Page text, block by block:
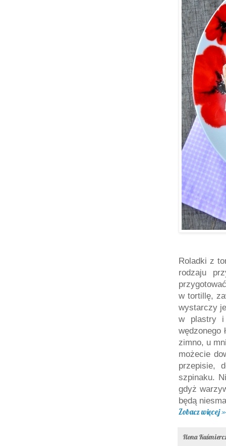
Roladki z
rodzaju
w tortillę,
wystarczy
w plastry i
wędzonego
zimno, u
możecie
przepisie,
szpinaku.
gdyż
będą
Zobacz więcej »
Ilona